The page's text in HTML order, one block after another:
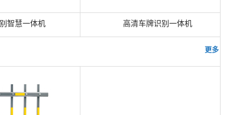
智慧一体机 高清车牌识别一体机
更多 >>